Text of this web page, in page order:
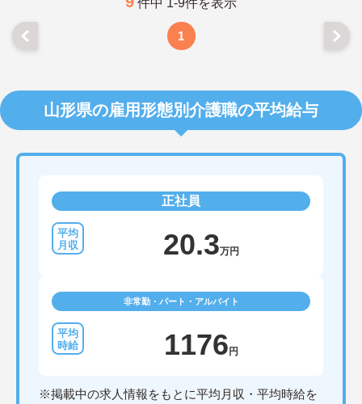
件中 1-9件を表示
1
山形県の雇用形態別介護職の平均給与
正社員
20.3万円
非常勤・パート・アルバイト
1176 円
※掲載中の求人情報をもとに平均月収・平均時給を